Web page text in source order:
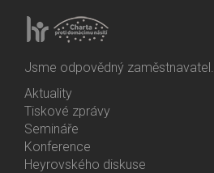
Jsme odpovědný zaměstnavatel.
Bottom
Menu
Activities
Aktuality
Tiskové zprávy
Semináře
Konference
Heyrovského diskuse